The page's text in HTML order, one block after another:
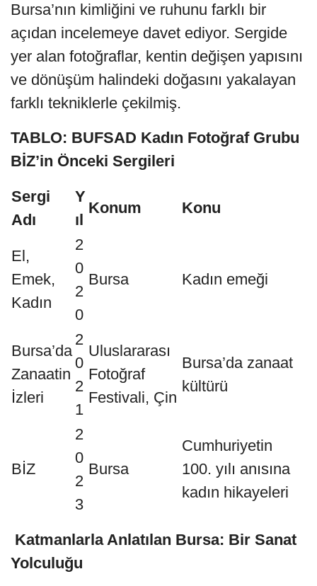
Bursa’nın kimliğini ve ruhunu farklı bir
açıdan incelemeye davet ediyor. Sergide
yer alan fotoğraflar, kentin değişen yapısını
ve dönüşüm halindeki doğasını yakalayan
farklı tekniklerle çekilmiş.
TABLO: BUFSAD Kadın Fotoğraf Grubu
BİZ’in Önceki Sergileri
Sergi
Adı
Y
ıl
Konum Konu
El,
Emek,
Kadın
2
0
2
0
Bursa Kadın emeği
Bursa’da
Zanaatin
İzleri
2
0
2
1
Uluslararası
Fotoğraf
Festivali, Çin
Bursa’da zanaat
kültürü
BİZ
2
0
2
3
Bursa
Cumhuriyetin
100. yılı anısına
kadın hikayeleri
Katmanlarla Anlatılan Bursa: Bir Sanat
Yolculuğu